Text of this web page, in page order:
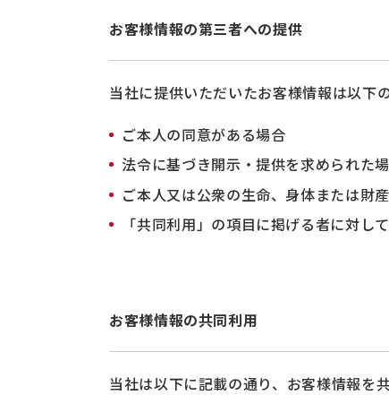
お客様情報の第三者への提供
当社に提供いただいたお客様情報は以下
ご本人の同意がある場合
法令に基づき開示・提供を求められた
ご本人又は公衆の生命、身体または財
「共同利用」の項目に掲げる者に対し
お客様情報の共同利用
当社は以下に記載の通り、お客様情報を